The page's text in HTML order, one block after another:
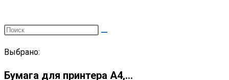
Выбрано:
Бумага для принтера A4,…